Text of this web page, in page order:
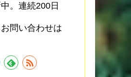
。連続200日
問い合わせは